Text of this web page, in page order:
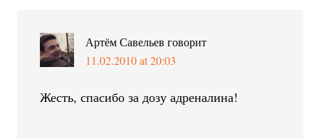
Артём Савельев говорит
11.02.2010 at 20:03
Жесть, спасибо за дозу адреналина!